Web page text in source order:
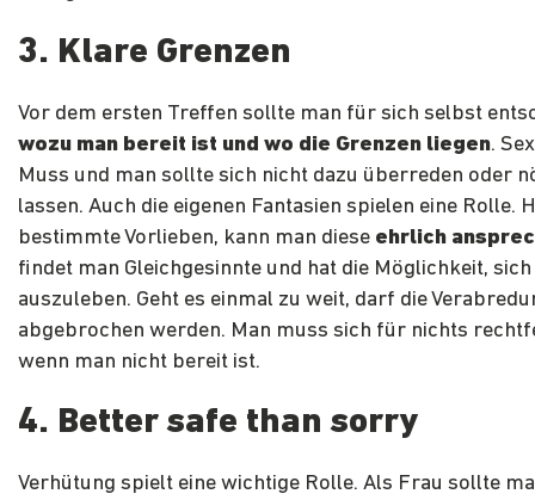
3. Klare Grenzen
Vor dem ersten Treffen sollte man für sich selbst
wozu man bereit ist und wo die Grenzen liegen.
Muss und man sollte sich nicht dazu überreden oder
lassen. Auch die eigenen Fantasien spielen eine Rolle.
bestimmte Vorlieben, kann man diese ehrlich
findet man Gleichgesinnte und hat die Möglichkeit,
auszuleben. Geht es einmal zu weit, darf die
abgebrochen werden. Man muss sich für nichts
wenn man nicht bereit ist.
4. Better safe than sorry
Verhütung spielt eine wichtige Rolle. Als Frau sollte